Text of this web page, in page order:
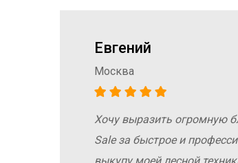
Евгений
Москва
Хочу выразить огромную
Sale за быстрое и